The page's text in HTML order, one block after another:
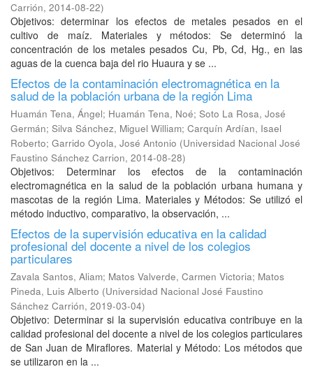
Carrión, 2014-08-22)
Objetivos: determinar los efectos de metales pesados en el
cultivo de maíz. Materiales y métodos: Se determinó la
concentración de los metales pesados Cu, Pb, Cd, Hg., en las
aguas de la cuenca baja del rio Huaura y se ...
Efectos de la contaminación electromagnética en la
salud de la población urbana de la región Lima
Huamán Tena, Ángel; Huamán Tena, Noé; Soto La Rosa, José
Germán; Silva Sánchez, Miguel William; Carquín Ardían, Isael
Roberto; Garrido Oyola, José Antonio (Universidad Nacional José
Faustino Sánchez Carrion, 2014-08-28)
Objetivos: Determinar los efectos de la contaminación
electromagnética en la salud de la población urbana humana y
mascotas de la región Lima. Materiales y Métodos: Se utilizó el
método inductivo, comparativo, la observación, ...
Efectos de la supervisión educativa en la calidad
profesional del docente a nivel de los colegios
particulares
Zavala Santos, Aliam; Matos Valverde, Carmen Victoria; Matos
Pineda, Luis Alberto (Universidad Nacional José Faustino
Sánchez Carrión, 2019-03-04)
Objetivo: Determinar si la supervisión educativa contribuye en la
calidad profesional del docente a nivel de los colegios particulares
de San Juan de Miraflores. Material y Método: Los métodos que
se utilizaron en la ...